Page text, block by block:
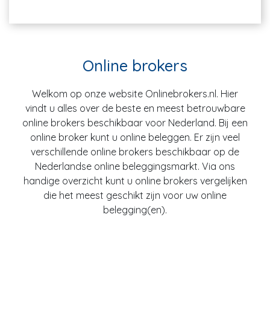
Online brokers
Welkom op onze website Onlinebrokers.nl. Hier
vindt u alles over de beste en meest betrouwbare
online brokers beschikbaar voor Nederland. Bij een
online broker kunt u online beleggen. Er zijn veel
verschillende online brokers beschikbaar op de
Nederlandse online beleggingsmarkt. Via ons
handige overzicht kunt u online brokers vergelijken
die het meest geschikt zijn voor uw online
belegging(en).